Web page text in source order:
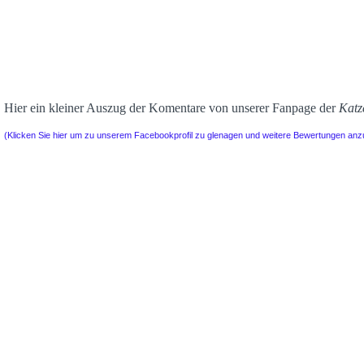
Hier ein kleiner Auszug der Komentare von unserer Fanpage der
(Klicken Sie hier um zu unserem Facebookprofil zu glenagen und weitere Bewertungen